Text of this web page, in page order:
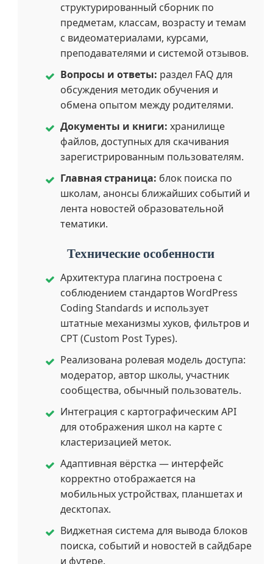
структурированный сборник по
предметам, классам, возрасту и темам
с видеоматериалами, курсами,
преподавателями и системой отзывов.
Вопросы и ответы: раздел FAQ для
обсуждения методик обучения и
обмена опытом между родителями.
Документы и книги: хранилище
файлов, доступных для скачивания
зарегистрированным пользователям.
Главная страница: блок поиска по
школам, анонсы ближайших событий и
лента новостей образовательной
тематики.
Технические особенности
Архитектура плагина построена с
соблюдением стандартов WordPress
Coding Standards и использует
штатные механизмы хуков, фильтров и
CPT (Custom Post Types).
Реализована ролевая модель доступа:
модератор, автор школы, участник
сообщества, обычный пользователь.
Интеграция с картографическим API
для отображения школ на карте с
кластеризацией меток.
Адаптивная вёрстка — интерфейс
корректно отображается на
мобильных устройствах, планшетах и
десктопах.
Виджетная система для вывода блоков
поиска, событий и новостей в сайдбаре
и футере.